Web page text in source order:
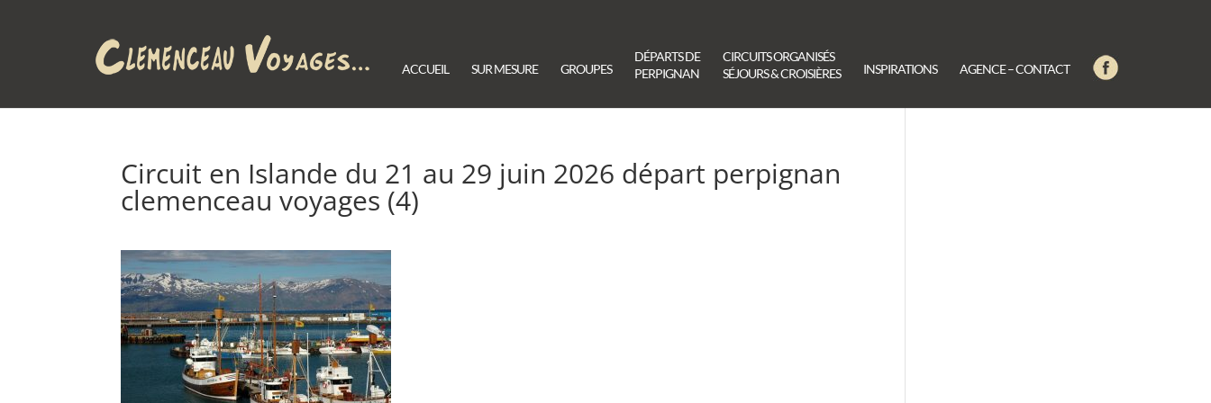
ACCUEIL SUR MESURE GROUPES
DÉPARTS DE
PERPIGNAN
CIRCUITS ORGANISÉS
SÉJOURS & CROISIÈRES
INSPIRATIONS AGENCE – CONTACT
Circuit en Islande du 21 au 29 juin 2026 départ perpignan
clemenceau voyages (4)